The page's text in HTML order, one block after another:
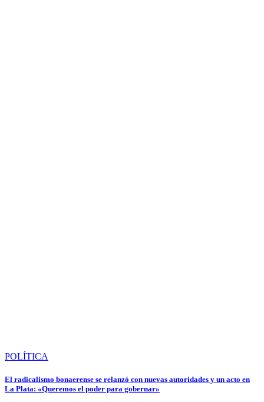
POLÍTICA
El radicalismo bonaerense se relanzó con nuevas autoridades y un acto en
La Plata: «Queremos el poder para gobernar»